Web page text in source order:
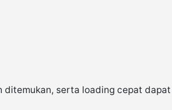
ditemukan, serta loading cepat